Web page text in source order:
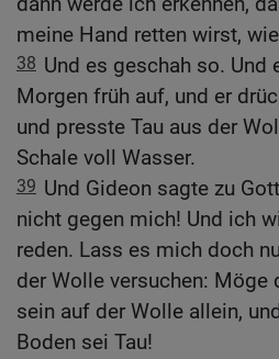
meine Hand retten wirst,
38 Und es geschah so. Und
Morgen früh auf, und er
und presste Tau aus der
Schale voll Wasser.
39 Und Gideon sagte zu
nicht gegen mich! Und ich
reden. Lass es mich doch
der Wolle versuchen: Möge
sein auf der Wolle allein,
Boden sei Tau!